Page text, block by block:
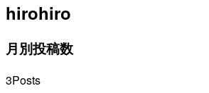
hirohiro
月別投稿数
3Posts